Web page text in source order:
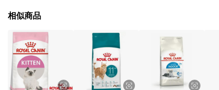
品、票券、訂閱方案、PChome儲值商品、企業專區/企業採購、
值點數、點數/禮物卡 [2025/2/16起適用] - 票券全品項
[2026/6/2起適用] 《5》回饋點數的計算將會排除【訂單活動折
扣 (含折價券折扣)】、【P幣扣抵】、【現金積點扣抵】及【訂單
運費】等金額。 《6》符合LINE POINTS回饋資格之訂單將於商
家訂單頁面標示「LINE回饋」，若無此標示則 不符合回饋LINE
POINTS點數資格亦不得使用點數紅包 。 《7》LINE購物設有
相似商品